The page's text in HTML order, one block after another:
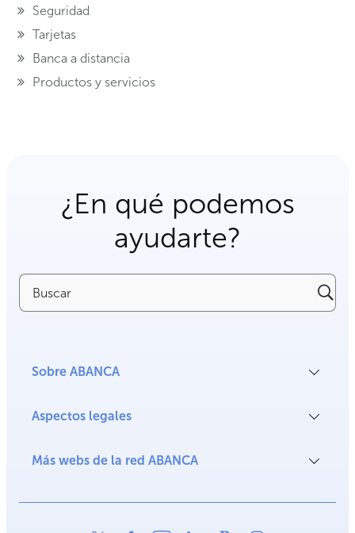
Seguridad
Tarjetas
Banca a distancia
Productos y servicios
¿En qué podemos
ayudarte?
Buscar
Sobre ABANCA
Aspectos legales
Más webs de la red ABANCA